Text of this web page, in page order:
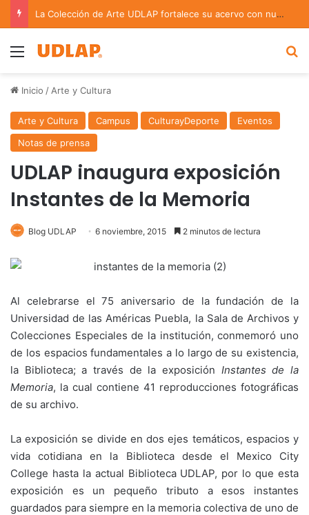
La Colección de Arte UDLAP fortalece su acervo con nuevas obras de artistas emergentes y consolidados
Menu
Inicio / Arte y Cultura
Arte y Cultura Campus CulturayDeporte
Eventos
Notas de prensa
UDLAP inaugura exposición
Instantes de la Memoria
Blog UDLAP 6 noviembre, 2015 2 minutos de lectura
Al celebrarse el 75 aniversario de la fundación de la
Universidad de las Américas Puebla, la Sala de Archivos y
Colecciones Especiales de la institución, conmemoró uno
de los espacios fundamentales a lo largo de su existencia,
la Biblioteca; a través de la exposición Instantes de la
Memoria, la cual contiene 41 reproducciones fotográficas
de su archivo.
La exposición se divide en dos ejes temáticos, espacios y
vida cotidiana en la Biblioteca desde el Mexico City
College hasta la actual Biblioteca UDLAP, por lo que esta
exposición es un pequeño tributo a esos instantes
guardados para siempre en la memoria colectiva de uno de